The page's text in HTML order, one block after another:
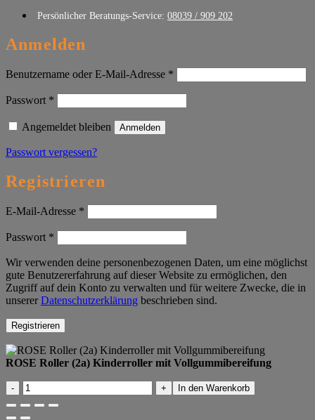
Persönlicher Beratungs-Service: 08039 / 909 202
Anmelden
Benutzername oder E-Mail-Adresse *
Passwort *
Angemeldet bleiben Anmelden
Passwort vergessen?
Registrieren
E-Mail-Adresse *
Passwort *
Wir verwenden deine personenbezogenen Daten, um eine möglichst
gute Benutzererfahrung auf dieser Website zu ermöglichen, den
Zugriff auf dein Konto zu verwalten und für weitere Zwecke, die in
unserer Datenschutzerklärung beschrieben sind.
Registrieren
ROSE Roller (2a) Kinderroller mit Vollgummibereifung
ROSE
Roller
In den Warenkorb